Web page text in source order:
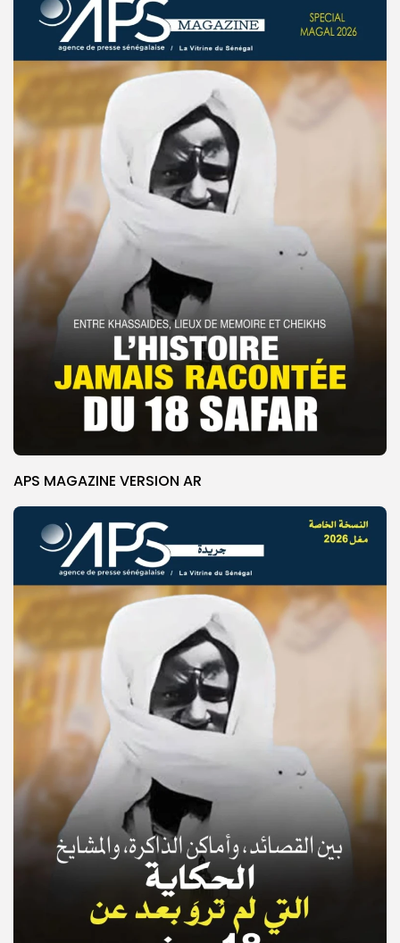
© Copyright 2025, APS
APS MAGAZINE VERSION AR